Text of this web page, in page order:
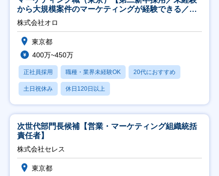
から大規模案件のマーケティングが経験できる／研
修充実】
株式会社オロ
東京都
400万~450万
正社員採用 職種・業界未経験OK 20代におすすめ
土日祝休み 休日120日以上
次世代部門長候補【営業・マーケティング組織統括
責任者】
株式会社セレス
東京都